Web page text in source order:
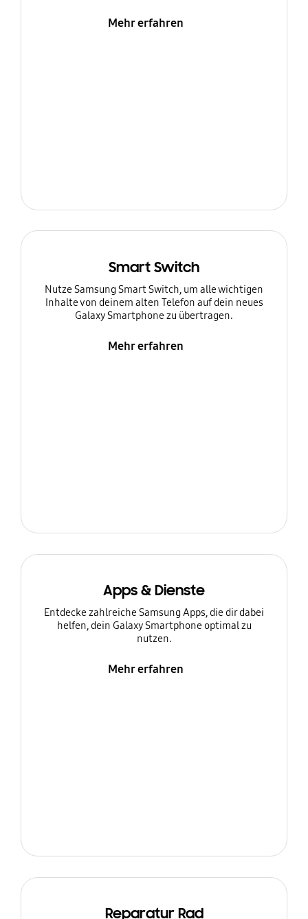
Mehr erfahren
Smart Switch
Nutze Samsung Smart Switch, um alle wichtigen
Inhalte von deinem alten Telefon auf dein neues
Galaxy Smartphone zu übertragen.
Mehr erfahren
Apps & Dienste
Entdecke zahlreiche Samsung Apps, die dir dabei
helfen, dein Galaxy Smartphone optimal zu
nutzen.
Mehr erfahren
Reparatur Rad